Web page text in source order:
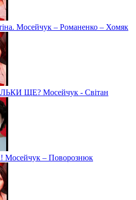
Мосейчук – Романенко – Хомяк
ЩЕ? Мосейчук - Світан
– Поворознюк